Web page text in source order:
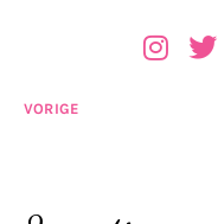
VORIGE